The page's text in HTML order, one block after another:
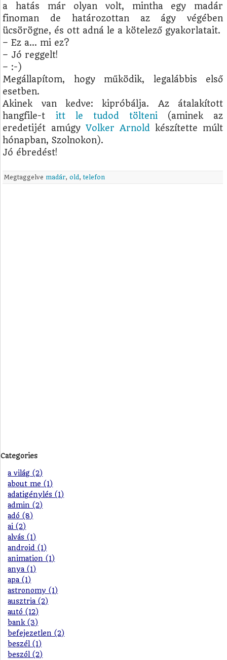
a hatás már olyan volt, mintha egy madár
finoman de határozottan az ágy végében
ücsörögne, és ott adná le a kötelező gyakorlatait.
– Ez a… mi ez?
– Jó reggelt!
– :-)
Megállapítom, hogy működik, legalábbis első
esetben.
Akinek van kedve: kipróbálja. Az átalakított
hangfile-t itt le tudod tölteni (aminek az
eredetijét amúgy Volker Arnoldkészítette múlt
hónapban, Szolnokon).
Jó ébredést!
Megtaggelve madár,old,telefon
Categories
a világ (2)
about me (1)
adatigénylés (1)
admin (2)
adó (8)
ai (2)
alvás (1)
android (1)
animation (1)
anya (1)
apa (1)
astronomy (1)
ausztria (2)
autó (12)
bank (3)
befejezetlen (2)
beszél (1)
beszól (2)